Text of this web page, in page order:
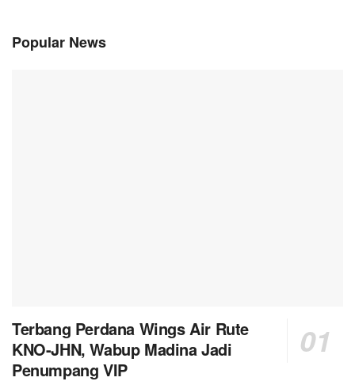
Popular News
Terbang Perdana Wings Air Rute
KNO-JHN, Wabup Madina Jadi
Penumpang VIP